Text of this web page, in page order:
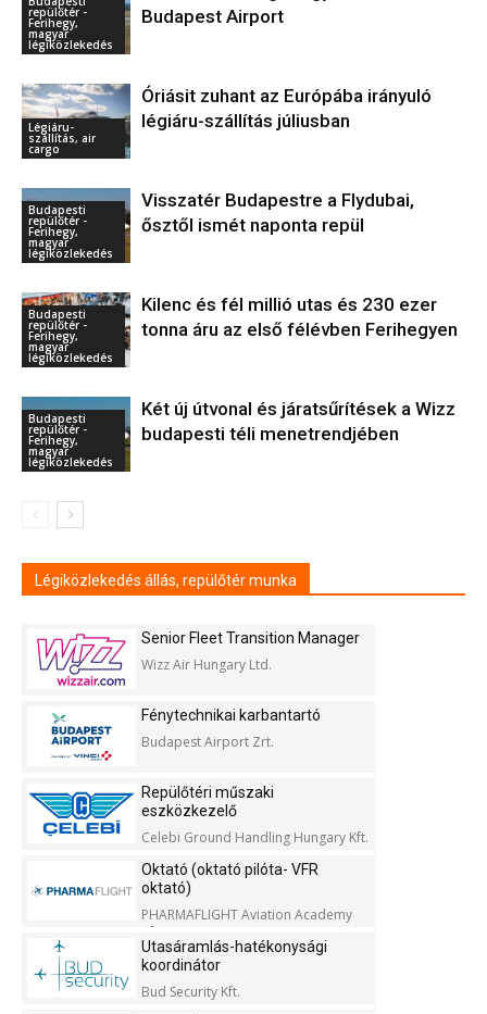
repülőtér -
Ferihegy,
magyar
légiközlekedés
Budapest Airport
Légiáru-
szállítás, air
cargo
Óriásit zuhant az Európába irányuló
légiáru-szállítás júliusban
Budapesti
repülőtér -
Ferihegy,
magyar
légiközlekedés
Visszatér Budapestre a Flydubai,
ősztől ismét naponta repül
Budapesti
repülőtér -
Ferihegy,
magyar
légiközlekedés
Kilenc és fél millió utas és 230 ezer
tonna áru az első félévben Ferihegyen
Budapesti
repülőtér -
Ferihegy,
magyar
légiközlekedés
Két új útvonal és járatsűrítések a Wizz
budapesti téli menetrendjében
Légiközlekedés állás, repülőtér munka
Senior Fleet Transition Manager
Wizz Air Hungary Ltd.
Fénytechnikai karbantartó
Budapest Airport Zrt.
Repülőtéri műszaki
eszközkezelő
Celebi Ground Handling Hungary Kft.
Oktató (oktató pilóta- VFR
oktató)
PHARMAFLIGHT Aviation Academy
Kft.
Utasáramlás-hatékonysági
koordinátor
Bud Security Kft.